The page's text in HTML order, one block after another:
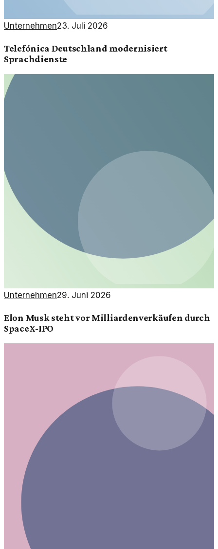
Unternehmen23. Juli 2026
Telefónica Deutschland modernisiert
Sprachdienste
Unternehmen29. Juni 2026
Elon Musk steht vor Milliardenverkäufen durch
SpaceX-IPO